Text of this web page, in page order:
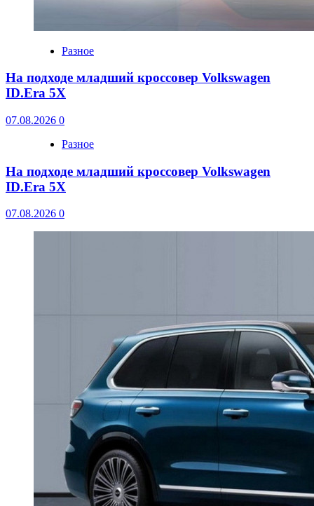
Разное
На подходе младший кроссовер Volkswagen
ID.Era 5X
07.08.2026 0
Разное
На подходе младший кроссовер Volkswagen
ID.Era 5X
07.08.2026 0